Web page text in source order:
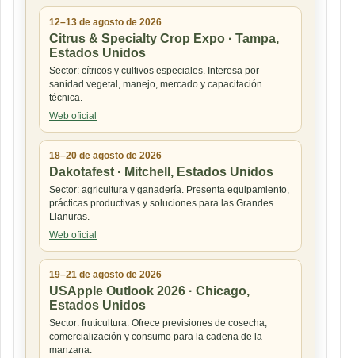
12–13 de agosto de 2026
Citrus & Specialty Crop Expo · Tampa,
Estados Unidos
Sector: cítricos y cultivos especiales. Interesa por
sanidad vegetal, manejo, mercado y capacitación
técnica.
Web oficial
18–20 de agosto de 2026
Dakotafest · Mitchell, Estados Unidos
Sector: agricultura y ganadería. Presenta equipamiento,
prácticas productivas y soluciones para las Grandes
Llanuras.
Web oficial
19–21 de agosto de 2026
USApple Outlook 2026 · Chicago,
Estados Unidos
Sector: fruticultura. Ofrece previsiones de cosecha,
comercialización y consumo para la cadena de la
manzana.